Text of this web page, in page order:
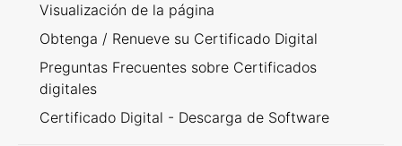
Visualización de la página
Obtenga / Renueve su Certificado Digital
Preguntas Frecuentes sobre Certificados
digitales
Certificado Digital - Descarga de Software